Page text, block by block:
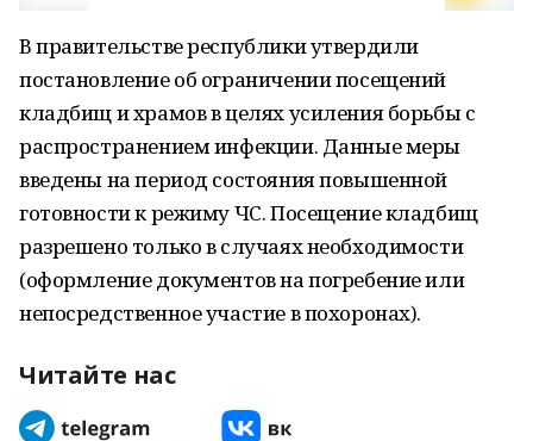
В правительстве республики утвердили
постановление об ограничении посещений
кладбищ и храмов в целях усиления борьбы с
распространением инфекции. Данные меры
введены на период состояния повышенной
готовности к режиму ЧС. Посещение кладбищ
разрешено только в случаях необходимости
(оформление документов на погребение или
непосредственное участие в похоронах).
Читайте нас